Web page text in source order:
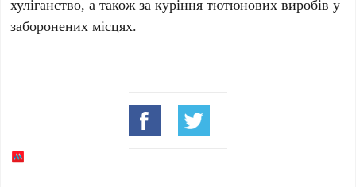
хуліганство, а також за куріння тютюнових виробів у
заборонених місцях.